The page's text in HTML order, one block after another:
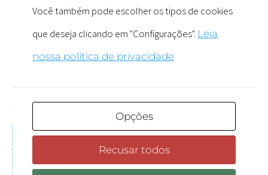
Idosos
Memória
Sem categoria
Tags
audição e equilibrio cognição e demência
Você também pode escolher os tipos de cookies
que deseja clicando em "Configurações". Leia
nossa política de privacidade
Opções
Recusar todos